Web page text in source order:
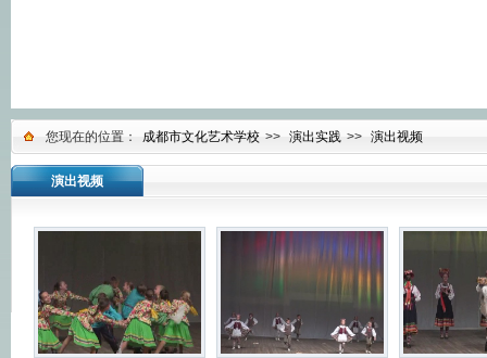
您现在的位置： 成都市文化艺术学校 >> 演出实践 >> 演出视频
演出视频